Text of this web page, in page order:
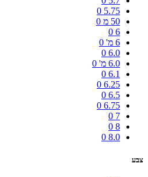
5.75
0
50 מ
0
6
0
6 מ'
0
6.0
0
6.0 מ'
0
6.1
0
6.25
0
6.5
0
6.75
0
7
0
8
0
8.0
0
צבע